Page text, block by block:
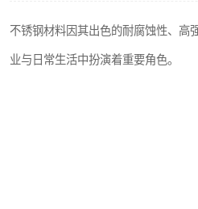
不锈钢材料因其出色的耐腐蚀性、高
业与日常生活中扮演着重要角色。